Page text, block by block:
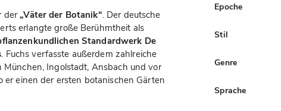
der„Väter der Botanik“. Der deutsche
erlangte große Berühmtheit als
Standardwerk De
. Fuchs verfasste außerdem zahlreiche
Ingolstadt, Ansbach und vor
einen der ersten botanischen Gärten
Epoche
Stil
Genre
Sprache